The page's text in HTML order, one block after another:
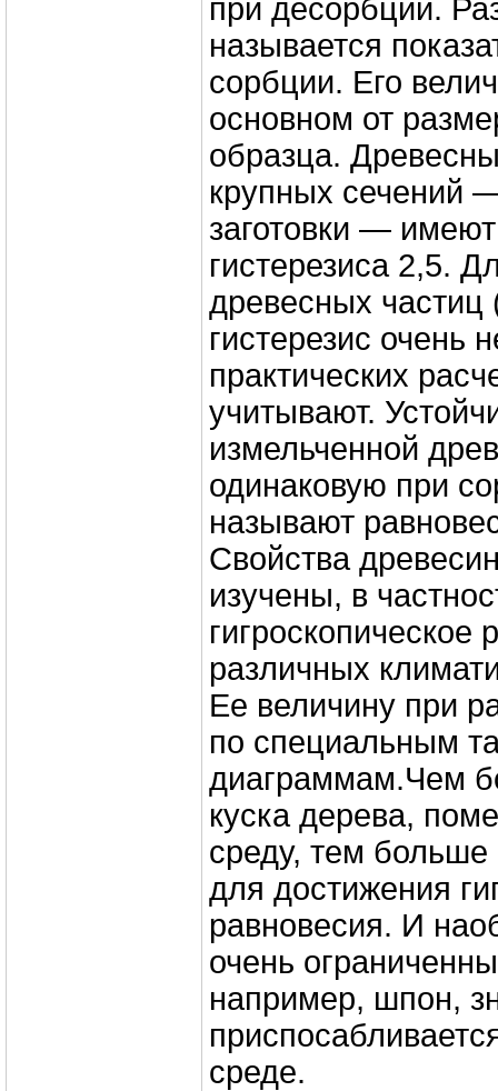
при десорбции.
называется
сорбции. Его
основном от
образца.
крупных сечений
заготовки —
гистерезиса 2,5.
древесных частиц
гистерезис очень
практических
учитывают.
измельченной
одинаковую при
называют
Свойства
изучены, в
гигроскопическое
различных
Ее величину при
по специальным
диаграммам.Чем
куска дерева,
среду, тем больше
для достижения
равновесия. И
очень
например, шпон,
среде.